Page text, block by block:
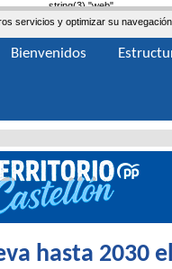
string(3) "web"
servicios y optimizar su
hasta 2030
Bienvenidos